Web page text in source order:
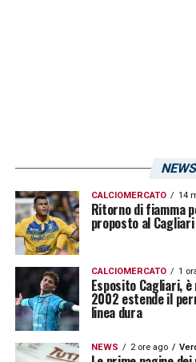
CALCIOMERCATO 14
Ritorno di fiamma
proposto al Cagliari
CALCIOMERCATO 1
Esposito Cagliari,
2002 estende il
linea dura
NEWS 2 ore ago